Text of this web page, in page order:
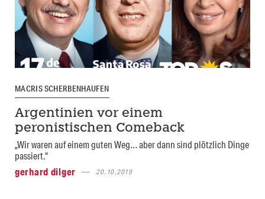
MACRIS SCHERBENHAUFEN
Argentinien vor einem
peronistischen Comeback
„Wir waren auf einem guten Weg… aber dann sind plötzlich Dinge
passiert.“
gerhard dilger
20.10.2019